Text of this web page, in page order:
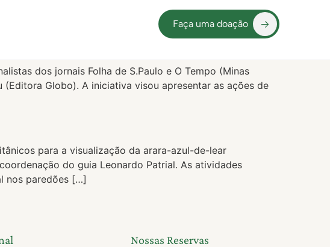
Faça uma doação
dos jornais Folha de S.Paulo e O Tempo (Minas
Globo). A iniciativa visou apresentar as ações de
para a visualização da arara-azul-de-lear
do guia Leonardo Patrial. ​As atividades
nos paredões […]
Nossas Reservas